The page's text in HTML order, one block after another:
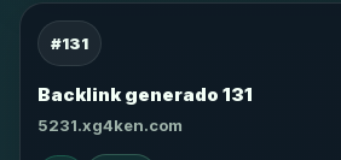
#131
Backlink generado 131
5231.xg4ken.com